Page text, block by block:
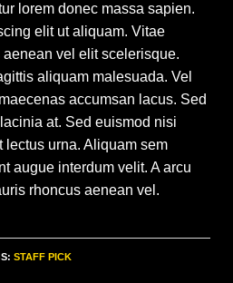
lorem donec massa sapien.
elit ut aliquam. Vitae
vel elit scelerisque.
aliquam malesuada. Vel
accumsan lacus. Sed
at. Sed euismod nisi
lectus urna. Aliquam sem
augue interdum velit. A arcu
rhoncus aenean vel.
STAFF PICK